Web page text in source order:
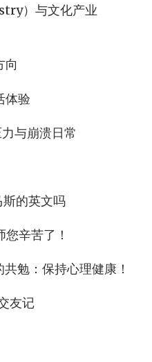
）与文化产业
向
体验
与崩溃日常
的英文吗
辛苦了！
勉：保持心理健康！
友记